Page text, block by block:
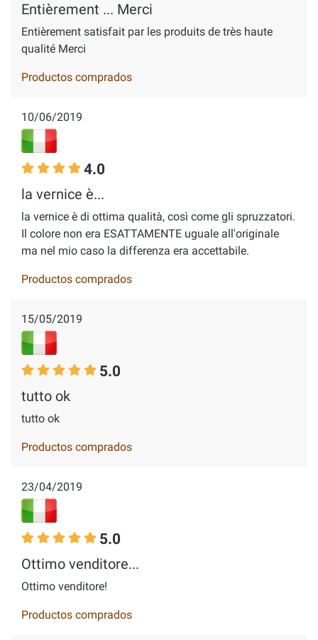
Entièrement ... Merci
Entièrement satisfait par les produits de très haute
qualité Merci
Productos comprados
10/06/2019
4.0
la vernice è...
la vernice è di ottima qualità, così come gli spruzzatori.
Il colore non era ESATTAMENTE uguale all'originale
ma nel mio caso la differenza era accettabile.
Productos comprados
15/05/2019
5.0
tutto ok
tutto ok
Productos comprados
23/04/2019
5.0
Ottimo venditore...
Ottimo venditore!
Productos comprados